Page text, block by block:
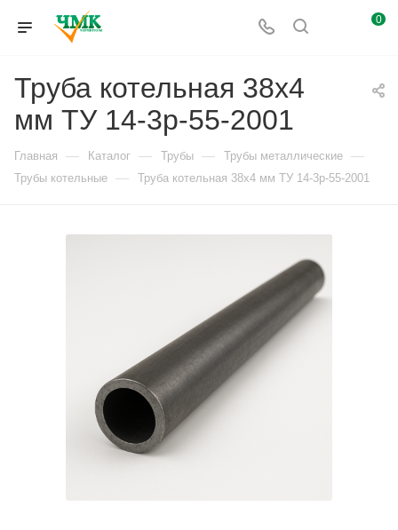
0
Труба котельная 38х4
мм ТУ 14-3р-55-2001
Главная — Каталог — Трубы — Трубы металлические —
Трубы котельные — Труба котельная 38х4 мм ТУ 14-3р-55-2001